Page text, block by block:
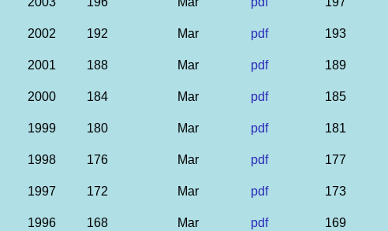
2002 192 Mar pdf 193
2001 188 Mar pdf 189
2000 184 Mar pdf 185
1999 180 Mar pdf 181
1998 176 Mar pdf 177
1997 172 Mar pdf 173
1996 168 Mar pdf 169